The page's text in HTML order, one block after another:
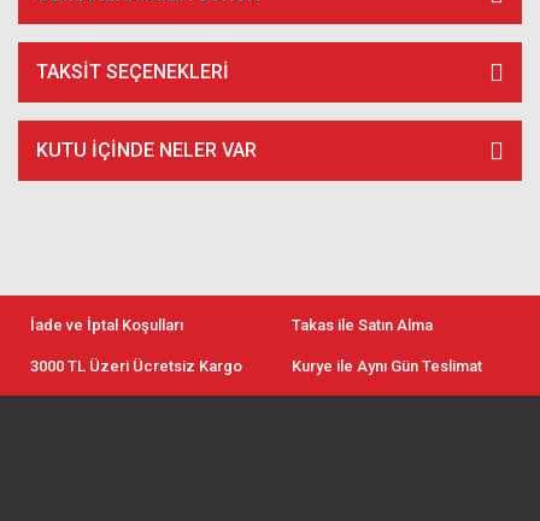
TAKSIT SEÇENEKLERI
KUTU İÇİNDE NELER VAR
İade ve İptal Koşulları Takas ile Satın Alma
3000 TL Üzeri Ücretsiz Kargo Kurye ile Aynı Gün Teslimat